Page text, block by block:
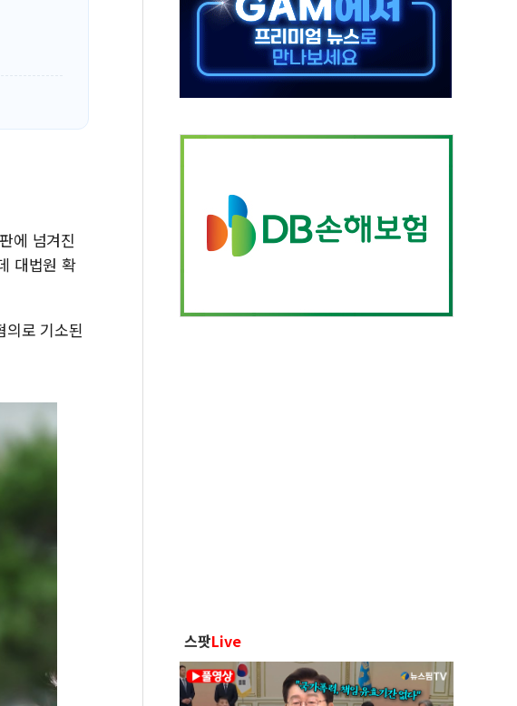
밑거름…수도권 집중 완화 전환점"
에 넘겨진
대법원 확
의로 기소된
스팟Live